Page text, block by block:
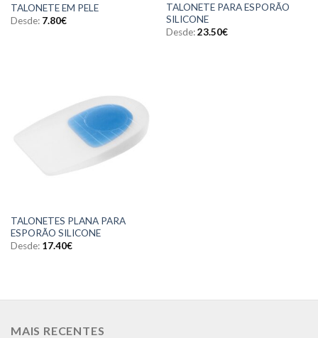
TALONETE EM PELE
Desde: 7.80€
TALONETE PARA ESPORÃO
SILICONE
Desde:23.50€
TALONETES PLANA PARA
ESPORÃO SILICONE
Desde: 17.40€
MAIS RECENTES